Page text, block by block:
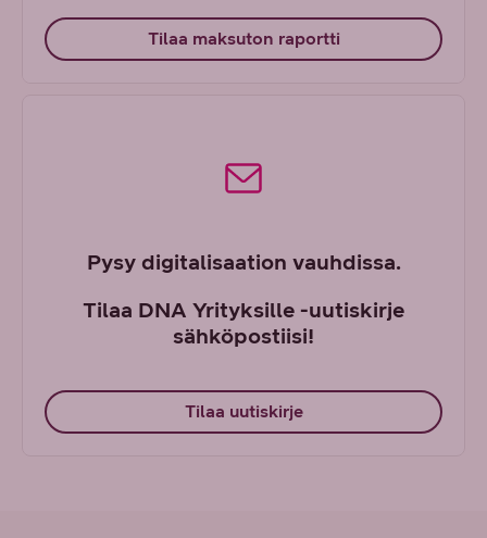
Tilaa maksuton raportti
Pysy digitalisaation vauhdissa.
Tilaa DNA Yrityksille -uutiskirje
sähköpostiisi!
Tilaa uutiskirje